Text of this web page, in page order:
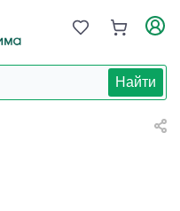
Найти